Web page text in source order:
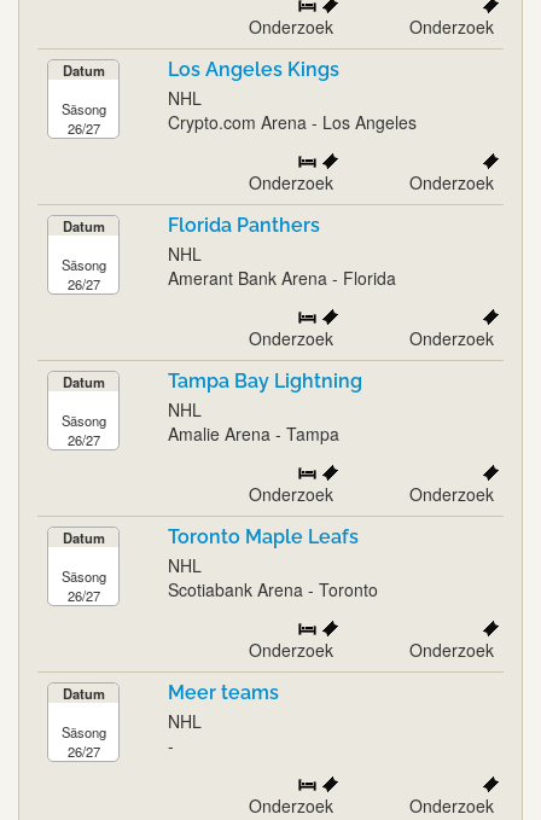
Onderzoek Onderzoek
Datum
Säsong
26/27
Los Angeles Kings
NHL
Crypto.com Arena - Los Angeles
Onderzoek Onderzoek
Datum
Säsong
26/27
Florida Panthers
NHL
Amerant Bank Arena - Florida
Onderzoek Onderzoek
Datum
Säsong
26/27
Tampa Bay Lightning
NHL
Amalie Arena - Tampa
Onderzoek Onderzoek
Datum
Säsong
26/27
Toronto Maple Leafs
NHL
Scotiabank Arena - Toronto
Onderzoek Onderzoek
Datum
Säsong
26/27
Meer teams
NHL
-
Onderzoek Onderzoek